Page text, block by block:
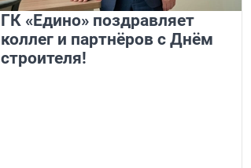
ГК «Едино» поздравляет
коллег и партнёров с Днём
строителя!